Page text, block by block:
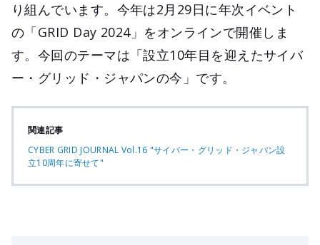
り組んでいます。今年は2月29日に年次イベント
の「GRID Day 2024」をオンラインで開催しま
す。今回のテーマは「設立10年目を迎えたサイバ
ー・グリッド・ジャパンの今」です。
関連記事
CYBER GRID JOURNAL Vol.16 "サイバー・グリッド・ジャパン設
立10周年に寄せて"